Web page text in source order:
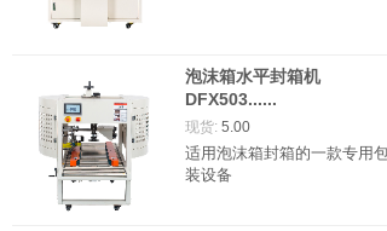
泡沫箱水平封箱机
DFX503......
现货: 5.00
适用泡沫箱封箱的一款专用包
装设备